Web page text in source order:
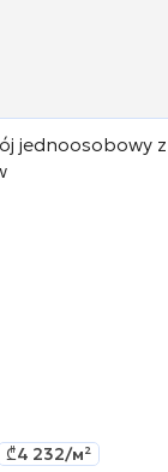
₾4 232/м²